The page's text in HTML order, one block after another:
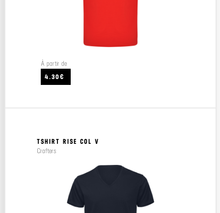
À partir de
4.30€
TSHIRT RISE COL V
Crafters